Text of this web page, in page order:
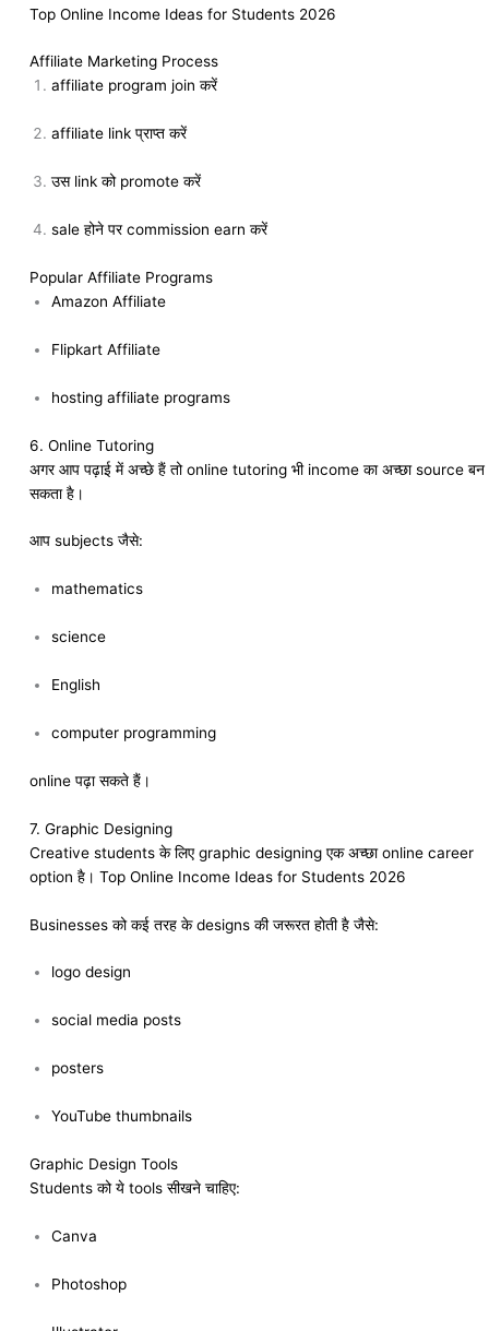
Top Online Income Ideas for Students 2026
Affiliate Marketing Process
affiliate program join करें
affiliate link प्राप्त करें
उस link को promote करें
sale होने पर commission earn करें
Popular Affiliate Programs
Amazon Affiliate
Flipkart Affiliate
hosting affiliate programs
6. Online Tutoring
अगर आप पढ़ाई में अच्छे हैं तो online tutoring भी income का अच्छा source बन
सकता है।
आप subjects जैसे:
mathematics
science
English
computer programming
online पढ़ा सकते हैं।
7. Graphic Designing
Creative students के लिए graphic designing एक अच्छा online career
option है। Top Online Income Ideas for Students 2026
Businesses को कई तरह के designs की जरूरत होती है जैसे:
logo design
social media posts
posters
YouTube thumbnails
Graphic Design Tools
Students को ये tools सीखने चाहिए:
Canva
Photoshop